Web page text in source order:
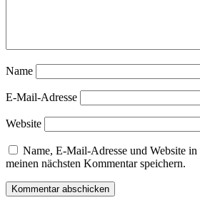
Name
E-Mail-Adresse
Website
Name, E-Mail-Adresse und Website
meinen nächsten Kommentar speichern.